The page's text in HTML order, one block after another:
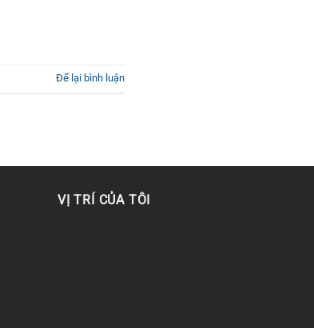
Để lại bình luận
VỊ TRÍ CỦA TÔI